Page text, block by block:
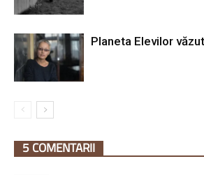
Planeta Elevilor
5 COMENTARII